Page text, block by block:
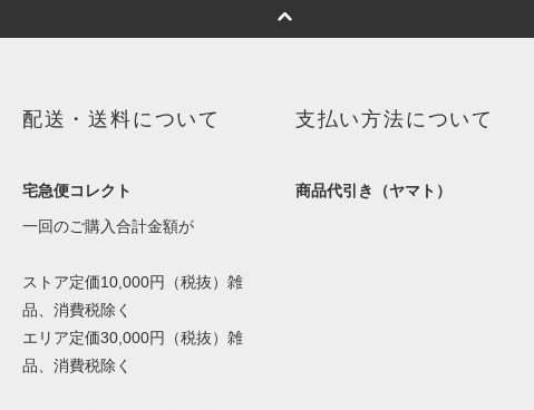
配送・送料について
宅急便コレクト
一回のご購入合計金額が
ストア定価10,000円（税抜）雑
品、消費税除く
エリア定価30,000円（税抜）雑
品、消費税除く
支払い方法について
商品代引き（ヤマト）